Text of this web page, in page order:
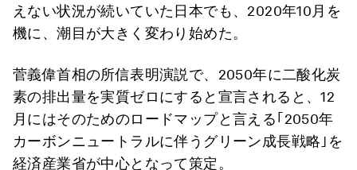
えない状況が続いていた日本でも、2020年10月を
機に、潮目が大きく変わり始めた。
菅義偉首相の所信表明演説で、2050年に二酸化炭
素の排出量を実質ゼロにすると宣言されると、12
月にはそのためのロードマップと言える｢2050年
カーボンニュートラルに伴うグリーン成長戦略｣を
経済産業省が中心となって策定。